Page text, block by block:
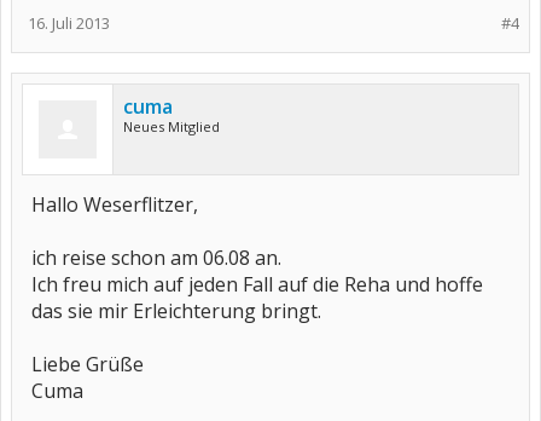
#4
16. Juli 2013
cuma
Neues Mitglied
Hallo Weserflitzer,
ich reise schon am 06.08 an.
Ich freu mich auf jeden Fall auf die Reha und hoffe
das sie mir Erleichterung bringt.
Liebe Grüße
Cuma